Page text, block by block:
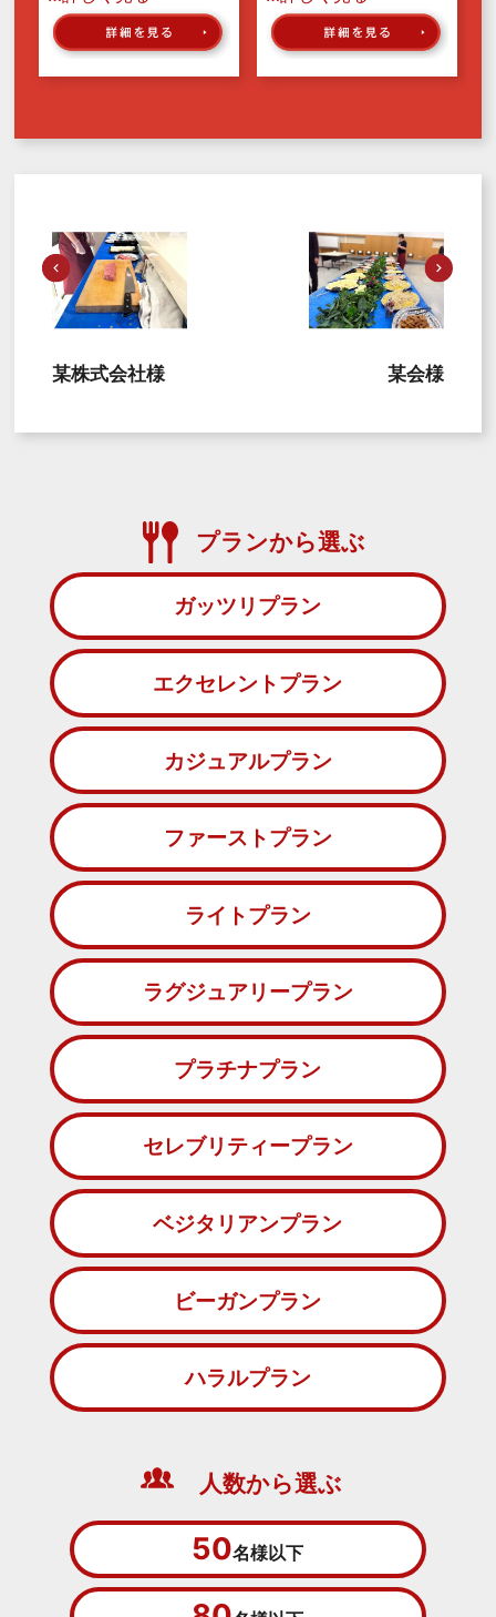
某株式会社様 某会様
プランから選ぶ
ガッツリプラン
エクセレントプラン
カジュアルプラン
ファーストプラン
ライトプラン
ラグジュアリープラン
プラチナプラン
セレブリティープラン
ベジタリアンプラン
ビーガンプラン
ハラルプラン
人数から選ぶ
50名様以下